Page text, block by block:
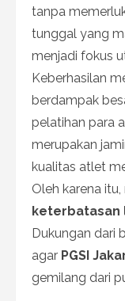
tanpa
tunggal yang
menjadi fokus
Keberhasilan
berdampak
pelatihan para
merupakan
kualitas atlet
Oleh karena
keterbatasan
Dukungan dari
agar PGSI
gemilang dari